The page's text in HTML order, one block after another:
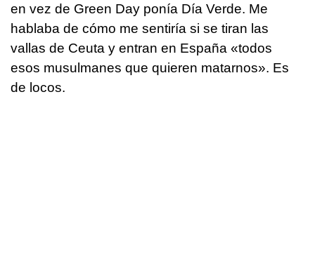
en vez de Green Day ponía Día Verde. Me
hablaba de cómo me sentiría si se tiran las
vallas de Ceuta y entran en España «todos
esos musulmanes que quieren matarnos». Es
de locos.